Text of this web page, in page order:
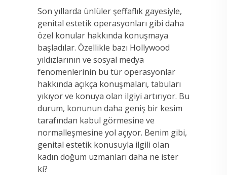
Son yıllarda ünlüler şeffaflık gayesiyle,
genital estetik operasyonları gibi daha
özel konular hakkında konuşmaya
başladılar. Özellikle bazı Hollywood
yıldızlarının ve sosyal medya
fenomenlerinin bu tür operasyonlar
hakkında açıkça konuşmaları, tabuları
yıkıyor ve konuya olan ilgiyi artırıyor. Bu
durum, konunun daha geniş bir kesim
tarafından kabul görmesine ve
normalleşmesine yol açıyor. Benim gibi,
genital estetik konusuyla ilgili olan
kadın doğum uzmanları daha ne ister
ki?